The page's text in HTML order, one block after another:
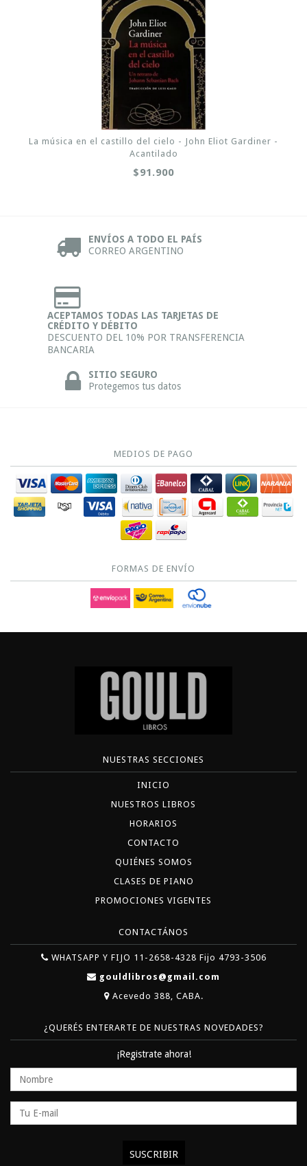
La música en el castillo del cielo - John Eliot Gardiner -
Acantilado
$91.900
ENVÍOS A TODO EL PAÍS
CORREO ARGENTINO
ACEPTAMOS TODAS LAS TARJETAS DE
CRÉDITO Y DÉBITO
DESCUENTO DEL 10% POR TRANSFERENCIA
BANCARIA
SITIO SEGURO
Protegemos tus datos
MEDIOS DE PAGO
FORMAS DE ENVÍO
NUESTRAS SECCIONES
INICIO
NUESTROS LIBROS
HORARIOS
CONTACTO
QUIÉNES SOMOS
CLASES DE PIANO
PROMOCIONES VIGENTES
CONTACTÁNOS
WHATSAPP Y FIJO 11-2658-4328 Fijo 4793-3506
gouldlibros@gmail.com
Acevedo 388, CABA.
¿QUERÉS ENTERARTE DE NUESTRAS NOVEDADES?
¡Registrate ahora!